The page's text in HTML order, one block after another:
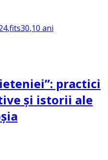
,fits30,10 ani
practici
și istorii ale